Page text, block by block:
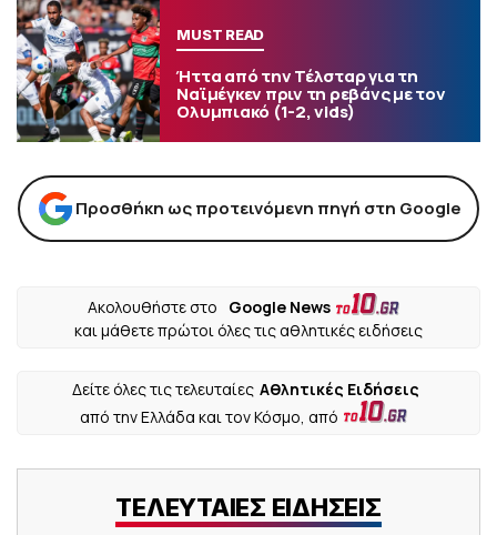
MUST READ
Ήττα από την Τέλσταρ για τη
Ναϊμέγκεν πριν τη ρεβάνς με τον
Ολυμπιακό (1-2, vids)
Προσθήκη ως προτεινόμενη πηγή στη Google
Ακολουθήστε στο
Google News
και μάθετε πρώτοι όλες τις αθλητικές ειδήσεις
Δείτε όλες τις τελευταίες Αθλητικές Ειδήσεις
από την Ελλάδα και τον Κόσμο, από
ΤΕΛΕΥΤΑΙΕΣ ΕΙΔΗΣΕΙΣ